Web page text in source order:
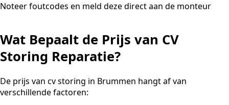
Noteer foutcodes en meld deze direct aan de monteur
Wat Bepaalt de Prijs van CV
Storing Reparatie?
De prijs van cv storing in Brummen hangt af van
verschillende factoren: